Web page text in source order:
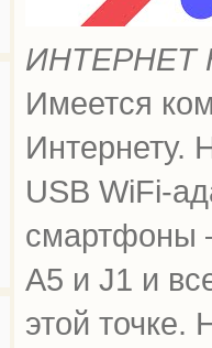
ИНТЕРНЕТ
Имеется
Интернету.
USB WiFi-
смартфоны
A5 и J1 и
этой точке.